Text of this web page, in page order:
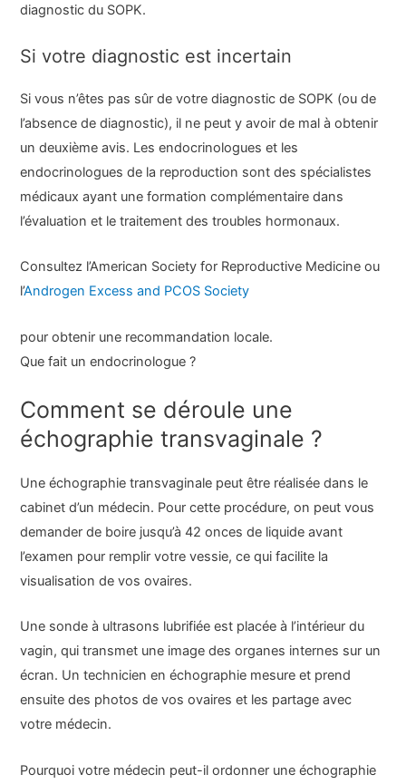
diagnostic du SOPK.
Si votre diagnostic est incertain
Si vous n’êtes pas sûr de votre diagnostic de SOPK (ou de
l’absence de diagnostic), il ne peut y avoir de mal à obtenir
un deuxième avis. Les endocrinologues et les
endocrinologues de la reproduction sont des spécialistes
médicaux ayant une formation complémentaire dans
l’évaluation et le traitement des troubles hormonaux.
Consultez l’American Society for Reproductive Medicine ou
l’Androgen Excess and PCOS Society
pour obtenir une recommandation locale.
Que fait un endocrinologue ?
Comment se déroule une
échographie transvaginale ?
Une échographie transvaginale peut être réalisée dans le
cabinet d’un médecin. Pour cette procédure, on peut vous
demander de boire jusqu’à 42 onces de liquide avant
l’examen pour remplir votre vessie, ce qui facilite la
visualisation de vos ovaires.
Une sonde à ultrasons lubrifiée est placée à l’intérieur du
vagin, qui transmet une image des organes internes sur un
écran. Un technicien en échographie mesure et prend
ensuite des photos de vos ovaires et les partage avec
votre médecin.
Pourquoi votre médecin peut-il ordonner une échographie